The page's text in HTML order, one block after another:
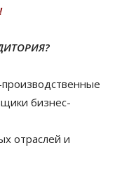
бизнес-
отраслей и